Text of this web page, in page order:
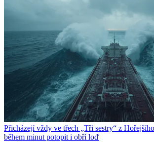
Přicházejí vždy ve třech „Tři sestry“ z
během minut potopit i obří loď